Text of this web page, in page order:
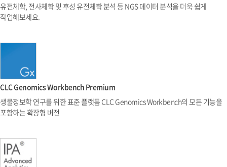
유전체학, 전사체학 및 후성 유전체학 분석 등 NGS 데이터 분석을 더욱 쉽게
작업해보세요.
CLC Genomics Workbench Premium
생물정보학 연구를 위한 표준 플랫폼 CLC Genomics Workbench의 모든 기능을
포함하는 확장형 버전